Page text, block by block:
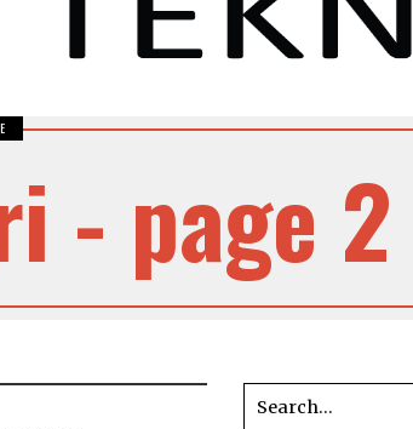
- page 2